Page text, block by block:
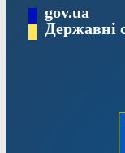
Перейтиgov.ua
Державні